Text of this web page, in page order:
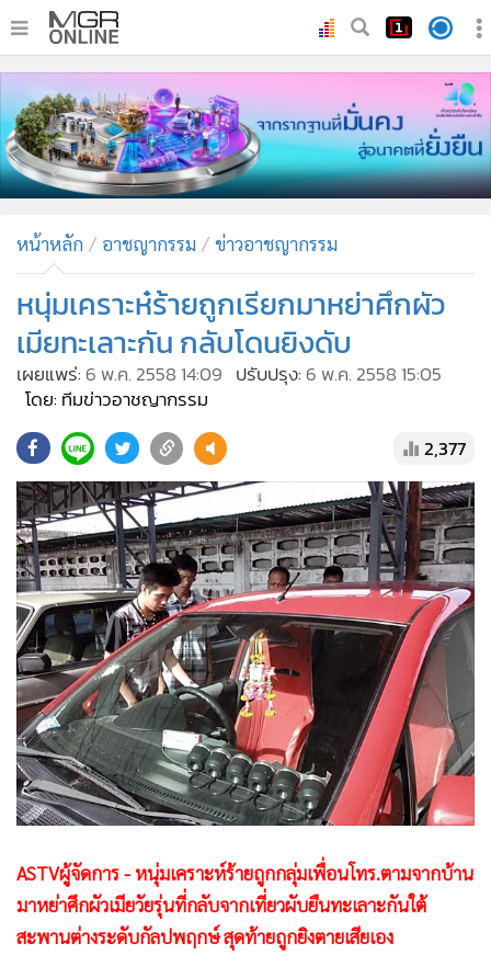
• ทันเหตุการณ์
• ภาคใต้
• ภูมิภาค
• บันเทิง
ผู้จัดการรายวัน
• คอลัมนิสต์
• ละคร
CbizReview
• ผู้จัดกวน
• Good health & Well-being
• Green Innovation & SD
• Management & HR
• MGR Live
• Infographic
• การเมือง
• ท่องเที่ยว
• กีฬา
• ต่างประเทศ
• Special Scoop
• เศรษฐกิจ-ธุรกิจ
• จีน
• ชุมชน-คุณภาพชีวิต
• อาชญากรรม
หน้าหลัก อาชญากรรม ข่าวอาชญากรรม
หนุ่มเคราะห๋ร้ายถูกเรียกมาหย่าศึกผัว
เมียทะเลาะกัน กลับโดนยิงดับ
เผยแพร่:6 พ.ค. 2558 14:09 ปรับปรุง:6 พ.ค. 2558 15:05
โดย: ทีมข่าวอาชญากรรม
2,377
ASTVผู้จัดการ - หนุ่มเคราะห์ร้ายถูกกลุ่มเพื่อนโทร.ตามจากบ้าน
มาหย่าศึกผัวเมียวัยรุ่นที่กลับจากเที่ยวผับยืนทะเลาะกันใต้
สะพานต่างระดับกัลปพฤกษ์ สุดท้ายถูกยิงตายเสียเอง